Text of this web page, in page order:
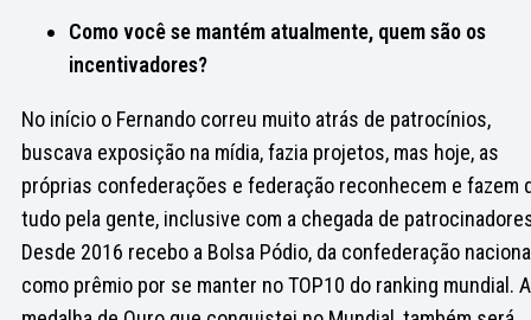
Como você se mantém atualmente, quem são os
incentivadores?
No início o Fernando correu muito atrás de patrocínios,
buscava exposição na mídia, fazia projetos, mas hoje, as
próprias confederações e federação reconhecem e fazem
tudo pela gente, inclusive com a chegada de
Desde 2016 recebo a Bolsa Pódio, da confederação
como prêmio por se manter no TOP10 do ranking mundial. A